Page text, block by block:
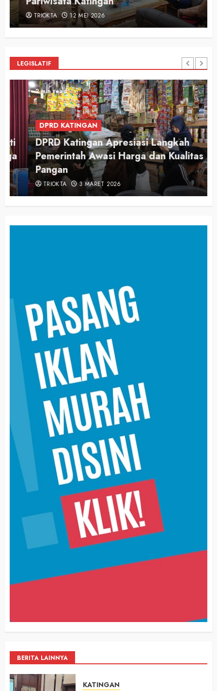
TRIOKTA 12 MEI 2026
LEGISLATIF
2 min read
DPRD KATINGAN
DPRD Katingan Apresiasi Langkah
Pemerintah Awasi Harga dan Kualitas
Pangan
TRIOKTA 3 MARET 2026
BERITA LAINNYA
KATINGAN